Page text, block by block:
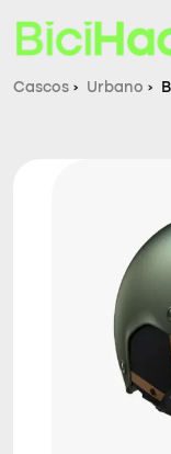
Cascos
Cascos › Urbano ›